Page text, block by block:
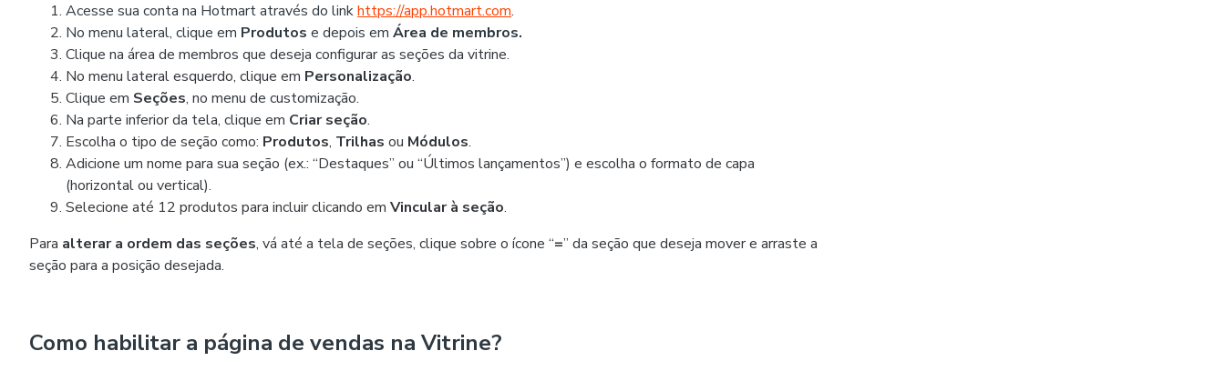
Acesse sua conta na Hotmart através do linkhttps://app.hotmart.com.
No menu lateral, clique em Produtos e depois em Área de membros.
Clique na área de membros que deseja configurar as seções da vitrine.
No menu lateral esquerdo, clique em Personalização.
Clique em Seções, no menu de customização.
Na parte inferior da tela, clique em Criar seção.
Escolha o tipo de seção como: Produtos, Trilhas ou Módulos.
Adicione um nome para sua seção (ex.: “Destaques” ou “Últimos lançamentos”) e escolha o formato de capa
(horizontal ou vertical).
Selecione até 12 produtos para incluir clicando em Vincular à seção.
Para alterar a ordem das seções, vá até a tela de seções, clique sobre o ícone “=” da seção que deseja mover e arraste a
seção para a posição desejada.
Como habilitar a página de vendas na Vitrine?